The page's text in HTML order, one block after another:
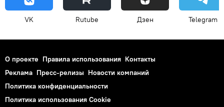
VK Rutube Дзен Telegram
О проекте Правила использования Контакты
Реклама Пресс-релизы Новости компаний
Политика конфиденциальности
Политика использования Cookie